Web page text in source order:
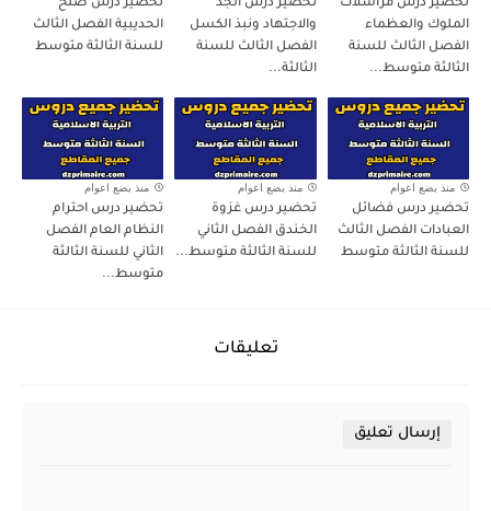
تحضير درس مراسلات
الملوك والعظماء
الفصل الثالث للسنة
الثالثة متوسط...
تحضير درس الجد
والاجتهاد ونبذ الكسل
الفصل الثالث للسنة
الثالثة...
تحضير درس صلح
الحديبية الفصل الثالث
للسنة الثالثة متوسط
منذ بضع اعوام
تحضير درس فضائل
العبادات الفصل الثالث
للسنة الثالثة متوسط
منذ بضع اعوام
تحضير درس غزوة
الخندق الفصل الثاني
للسنة الثالثة متوسط...
منذ بضع اعوام
تحضير درس احترام
النظام العام الفصل
الثاني للسنة الثالثة
متوسط...
تعليقات
إرسال تعليق